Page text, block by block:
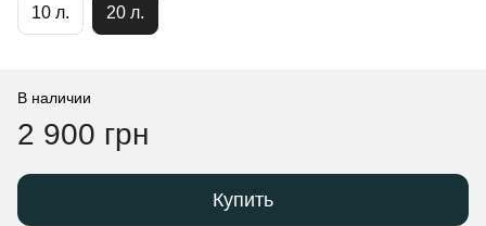
10 л. 20 л.
В наличии
2 900 грн
Купить